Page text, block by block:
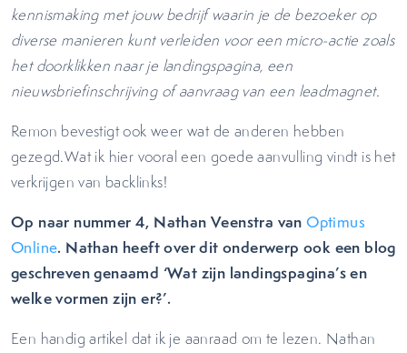
kennismaking met jouw bedrijf waarin je de bezoeker op
diverse manieren kunt verleiden voor een micro-actie zoals
het doorklikken naar je landingspagina, een
nieuwsbriefinschrijving of aanvraag van een leadmagnet.
Remon bevestigt ook weer wat de anderen hebben
gezegd.Wat ik hier vooral een goede aanvulling vindt is het
verkrijgen van backlinks!
Op naar nummer 4, Nathan Veenstra vanOptimus
Online. Nathan heeft over dit onderwerp ook een blog
geschreven genaamd ‘Wat zijn landingspagina’s en
welke vormen zijn er?’.
Een handig artikel dat ik je aanraad om te lezen. Nathan